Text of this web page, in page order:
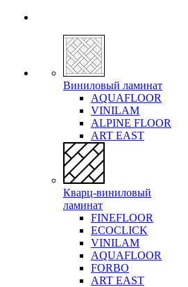
Виниловый ламинат
AQUAFLOOR
VINILAM
ALPINE FLOOR
ART EAST
Кварц-виниловый
ламинат
FINEFLOOR
ECOCLICK
VINILAM
AQUAFLOOR
FORBO
ART EAST